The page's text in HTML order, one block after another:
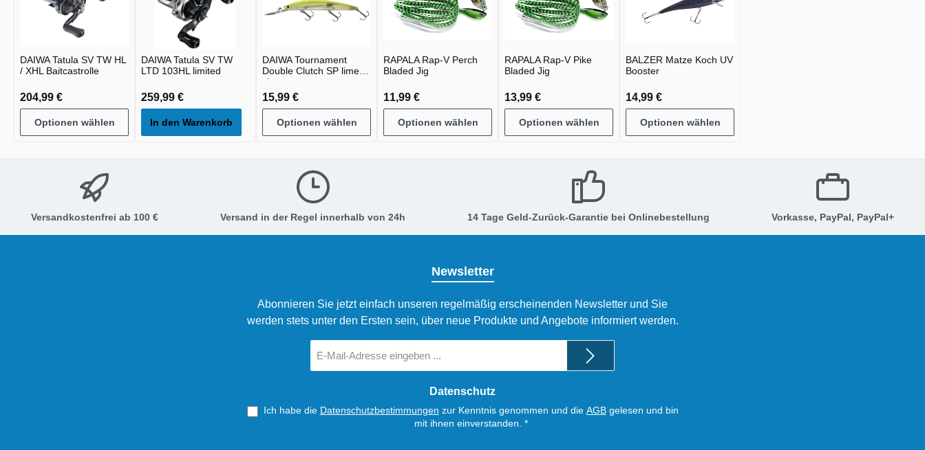
DAIWA Tatula SV TW HL
/ XHL Baitcastrolle
204,99 €
Optionen wählen
DAIWA Tatula SV TW
LTD 103HL limited
259,99 €
In den Warenkorb
DAIWA Tournament
Double Clutch SP lime
chart
15,99 €
Optionen wählen
RAPALA Rap-V Perch
Bladed Jig
11,99 €
Optionen wählen
RAPALA Rap-V Pike
Bladed Jig
13,99 €
Optionen wählen
BALZER Matze Koch UV
Booster
14,99 €
Optionen wählen
Versandkostenfrei ab 100 € Versand in der Regel innerhalb von 24h 14 Tage Geld-Zurück-Garantie bei Onlinebestellung Vorkasse, PayPal, PayPal+
Newsletter
Abonnieren Sie jetzt einfach unseren regelmäßig erscheinenden Newsletter und Sie
werden stets unter den Ersten sein, über neue Produkte und Angebote informiert werden.
Mail-
Datenschutz
Ich habe die Datenschutzbestimmungen zur Kenntnis genommen und die AGBgelesen und bin
mit ihnen einverstanden. *